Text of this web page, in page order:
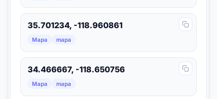
35.701234, -118.960861
Mapa mapa
34.466667, -118.650756
Mapa mapa